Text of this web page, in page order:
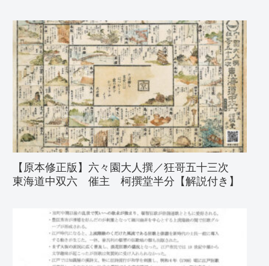
【原本修正版】六々園大人撰／狂哥五十三次
東海道中双六 催主 柯撰堂半分【解説付き】